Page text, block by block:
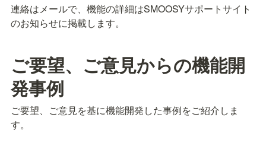
連絡はメールで、機能の詳細はSMOOSYサポートサイト
のお知らせに掲載します。
ご要望、ご意見からの機能開
発事例
ご要望、ご意見を基に機能開発した事例をご紹介しま
す。